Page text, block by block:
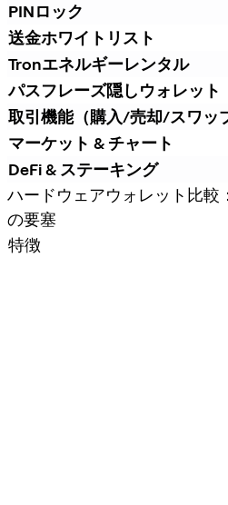
PINロック
送金ホワイトリスト
Tronエネルギーレンタル
パスフレーズ隠しウォレット
取引機能（購入/売却/スワッ
マーケット & チャート
DeFi & ステーキング
ハードウェアウォレット比較
の要塞
特徴